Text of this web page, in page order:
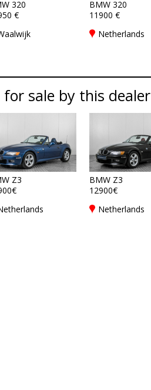
320
€
BMW 320
11900 €
Netherlands
sale by this dealer
Z3
BMW Z3
12900€
Netherlands